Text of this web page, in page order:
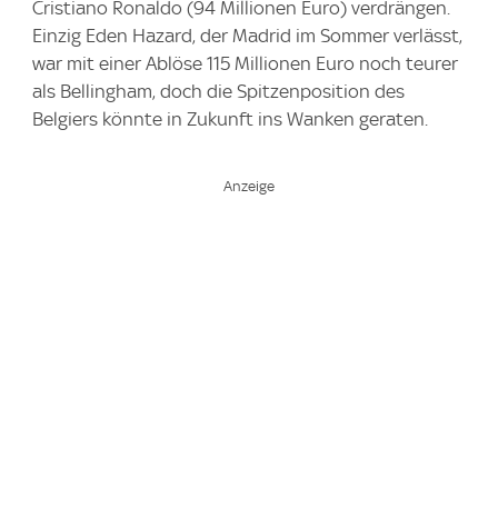
Cristiano Ronaldo (94 Millionen Euro) verdrängen.
Einzig Eden Hazard, der Madrid im Sommer verlässt,
war mit einer Ablöse 115 Millionen Euro noch teurer
als Bellingham, doch die Spitzenposition des
Belgiers könnte in Zukunft ins Wanken geraten.